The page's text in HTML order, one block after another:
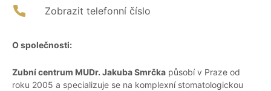
Zobrazit telefonní číslo
O společnosti:
Zubní centrum MUDr. Jakuba Smrčka působí v Praze od
roku 2005 a specializuje se na komplexní stomatologickou